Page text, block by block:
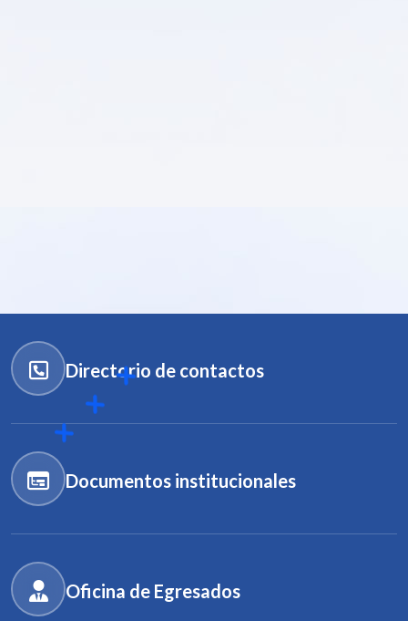
Directorio de contactos
Documentos institucionales
Oficina de Egresados